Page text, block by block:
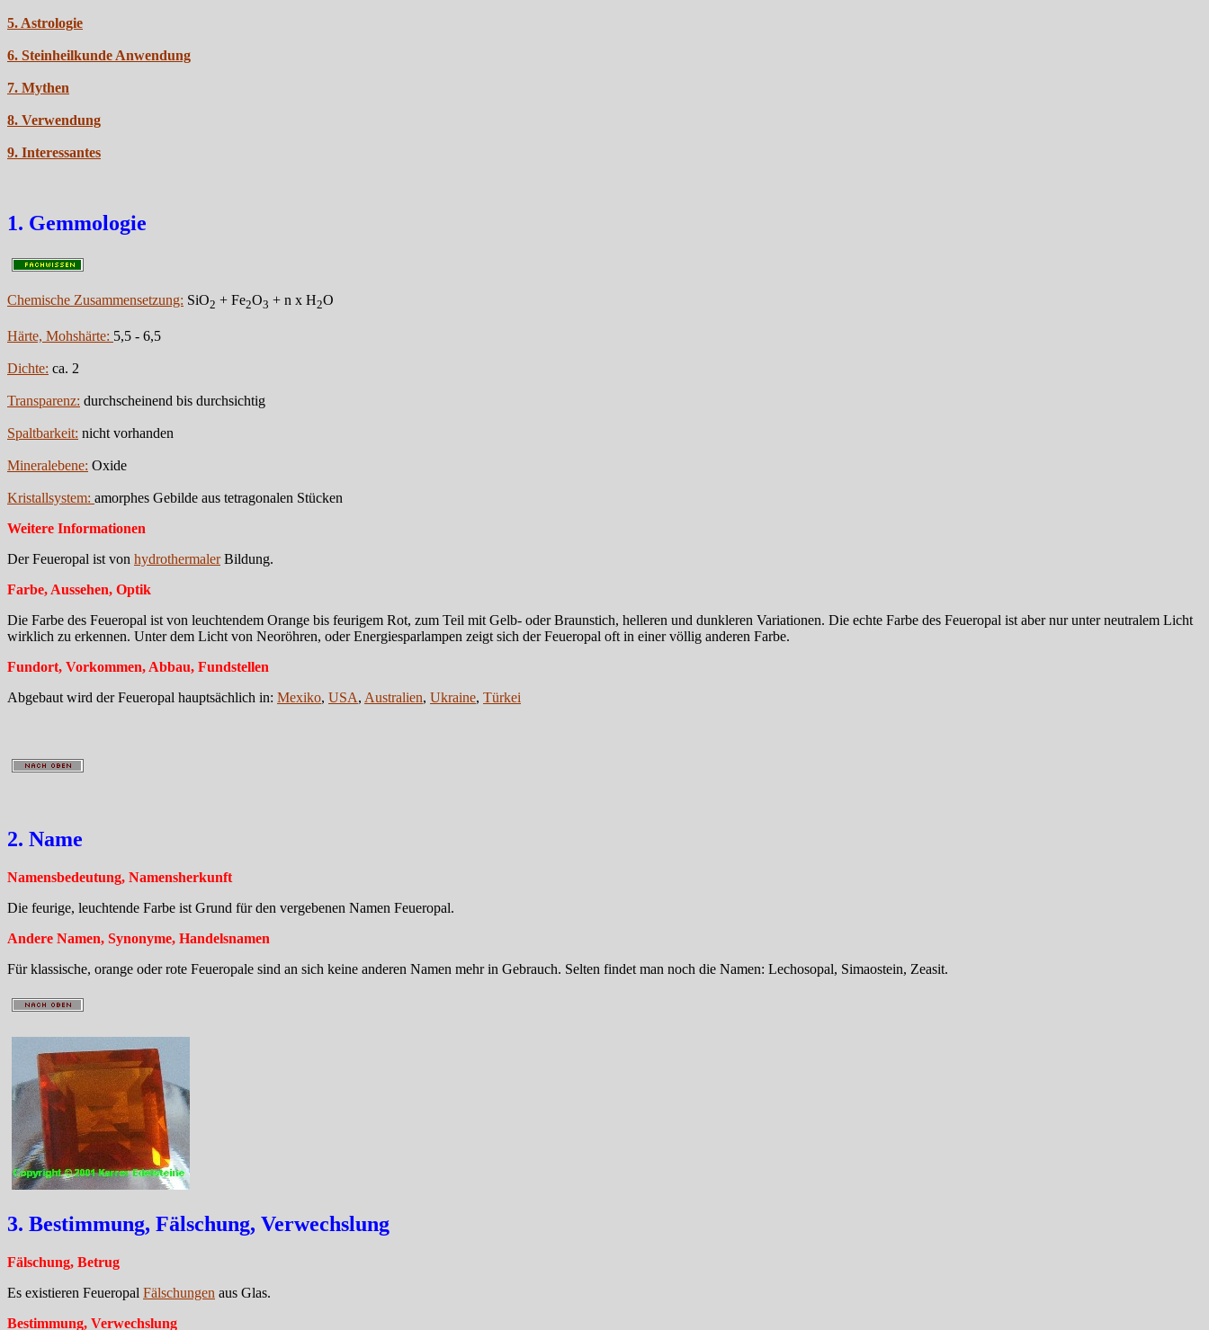
5. Astrologie
6. Steinheilkunde Anwendung
7. Mythen
8. Verwendung
9. Interessantes
1. Gemmologie
Chemische Zusammensetzung: SiO2 + Fe2O3 + n x H2O
Härte, Mohshärte: 5,5 - 6,5
Dichte: ca. 2
Transparenz: durchscheinend bis durchsichtig
Spaltbarkeit: nicht vorhanden
Mineralebene: Oxide
Kristallsystem: amorphes Gebilde aus tetragonalen Stücken
Weitere Informationen
Der Feueropal ist von hydrothermalerBildung.
Farbe, Aussehen, Optik
Die Farbe des Feueropal ist von leuchtendem Orange bis feurigem Rot, zum Teil mit Gelb- oder Braunstich, helleren und dunkleren Variationen. Die echte Farbe des Feueropal ist aber nur unter neutralem Licht
wirklich zu erkennen. Unter dem Licht von Neoröhren, oder Energiesparlampen zeigt sich der Feueropal oft in einer völlig anderen Farbe.
Fundort, Vorkommen, Abbau, Fundstellen
Abgebaut wird der Feueropal hauptsächlich in: Mexiko, USA, Australien, Ukraine, Türkei
2. Name
Namensbedeutung, Namensherkunft
Die feurige, leuchtende Farbe ist Grund für den vergebenen Namen Feueropal.
Andere Namen, Synonyme, Handelsnamen
Für klassische, orange oder rote Feueropale sind an sich keine anderen Namen mehr in Gebrauch. Selten findet man noch die Namen: Lechosopal, Simaostein, Zeasit.
3. Bestimmung, Fälschung, Verwechslung
Fälschung, Betrug
Es existieren Feueropal Fälschungen aus Glas.
Bestimmung, Verwechslung